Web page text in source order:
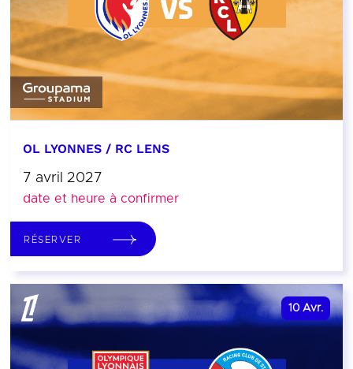
OL LYONNES / RC LENS
7 avril 2027
date et heure à confirmer
RÉSERVER
10 Avr.